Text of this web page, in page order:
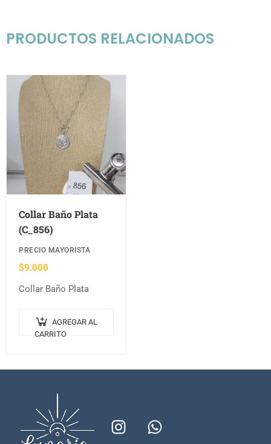
PRODUCTOS RELACIONADOS
Collar Baño Plata
(C_856)
PRECIO MAYORISTA
$9.000
Collar Baño Plata
AGREGAR AL
CARRITO